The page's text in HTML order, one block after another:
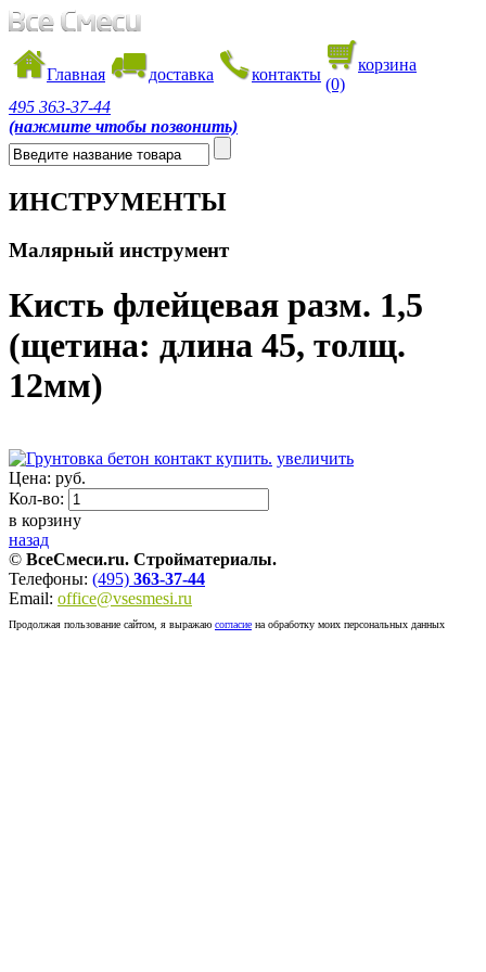
Главная доставка контакты
корзина
(0)
495 363-37-44
(нажмите чтобы позвонить)
ИНСТРУМЕНТЫ
Малярный инструмент
Кисть флейцевая разм. 1,5
(щетина: длина 45, толщ.
12мм)
увеличить
Цена: руб.
Кол-во:
в корзину
назад
© ВсеСмеси.ru. Стройматериалы.
Телефоны: (495) 363-37-44
Email: office@vsesmesi.ru
Продолжая пользование сайтом, я выражаю согласие на обработку моих персональных данных